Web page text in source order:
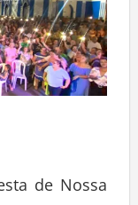
de Nossa